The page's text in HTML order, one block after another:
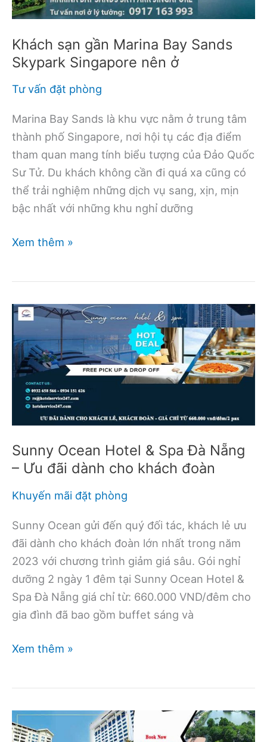
hạng
2023
Khách sạn gần Marina Bay Sands
Skypark Singapore nên ở
Tư vấn đặt phòng
Marina Bay Sands là khu vực nằm ở trung tâm
thành phố Singapore, nơi hội tụ các địa điểm
tham quan mang tính biểu tượng của Đảo Quốc
Sư Tử. Du khách không cần đi quá xa cũng có
thể trải nghiệm những dịch vụ sang, xịn, mịn
bậc nhất với những khu nghỉ dưỡng
Khách
Bay
Skypark
Singapore
nên
Xem thêm »
Sunny Ocean Hotel & Spa Đà Nẵng
– Ưu đãi dành cho khách đoàn
Khuyến mãi đặt phòng
Sunny Ocean gửi đến quý đối tác, khách lẻ ưu
đãi dành cho khách đoàn lớn nhất trong năm
2023 với chương trình giảm giá sâu. Gói nghỉ
dưỡng 2 ngày 1 đêm tại Sunny Ocean Hotel &
Spa Đà Nẵng giá chỉ từ: 660.000 VND/đêm cho
gia đình đã bao gồm buffet sáng và
Sunny
Spa
Đà
Xem thêm »